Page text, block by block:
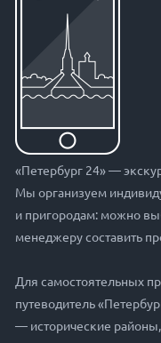
«Петербург 24» —
Мы организуем
и пригородам: можно
менеджеру составить
Для самостоятельных
путеводитель
— исторические